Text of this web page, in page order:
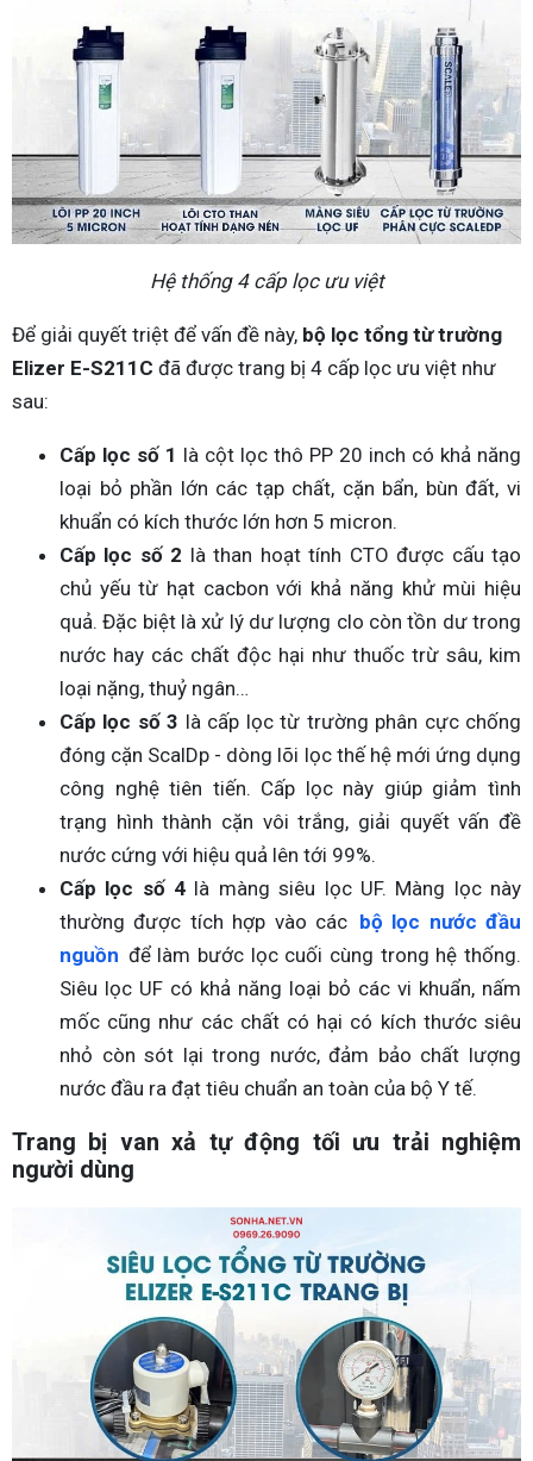
Hệ thống 4 cấp lọc ưu việt
Để giải quyết triệt để vấn đề này, bộ lọc tổng từ trường
Elizer E-S211C đã được trang bị 4 cấp lọc ưu việt như
sau:
Cấp lọc số 1 là cột lọc thô PP 20 inch có khả năng
loại bỏ phần lớn các tạp chất, cặn bẩn, bùn đất, vi
khuẩn có kích thước lớn hơn 5 micron.
Cấp lọc số 2 là than hoạt tính CTO được cấu tạo
chủ yếu từ hạt cacbon với khả năng khử mùi hiệu
quả. Đặc biệt là xử lý dư lượng clo còn tồn dư trong
nước hay các chất độc hại như thuốc trừ sâu, kim
loại nặng, thuỷ ngân…
Cấp lọc số 3 là cấp lọc từ trường phân cực chống
đóng cặn ScalDp - dòng lõi lọc thế hệ mới ứng dụng
công nghệ tiên tiến. Cấp lọc này giúp giảm tình
trạng hình thành cặn vôi trắng, giải quyết vấn đề
nước cứng với hiệu quả lên tới 99%.
Cấp lọc số 4 là màng siêu lọc UF. Màng lọc này
thường được tích hợp vào các bộ lọc nước đầu
nguồn để làm bước lọc cuối cùng trong hệ thống.
Siêu lọc UF có khả năng loại bỏ các vi khuẩn, nấm
mốc cũng như các chất có hại có kích thước siêu
nhỏ còn sót lại trong nước, đảm bảo chất lượng
nước đầu ra đạt tiêu chuẩn an toàn của bộ Y tế.
Trang bị van xả tự động tối ưu trải nghiệm
người dùng